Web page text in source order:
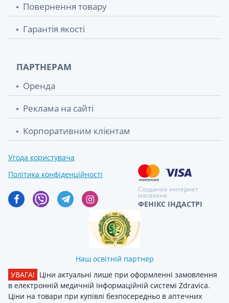
Повернення товару
Гарантія якості
ПАРТНЕРАМ
Оренда
Реклама на сайті
Корпоративним клієнтам
Угода користувача
Політика конфіденційності
Создание интернет
магазина
ФЕНІКС ІНДАСТРІ
Наш освітній партнер
УВАГА! Ціни актуальні лише при оформленні замовлення
в електронній медичній інформаційній системі Zdravica.
Ціни на товари при купівлі безпосередньо в аптечних